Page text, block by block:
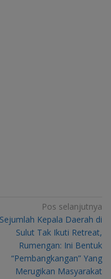
Pos selanjutnya
Sejumlah Kepala Daerah di
Sulut Tak Ikuti Retreat,
Rumengan: Ini Bentuk
“Pembangkangan” Yang
Merugikan Masyarakat